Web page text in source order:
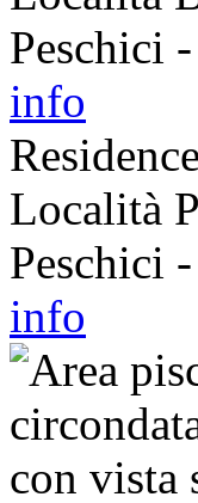
Peschici
info
Località
Peschici
info